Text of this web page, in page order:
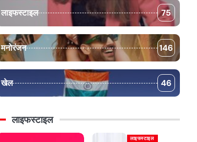
लाइफस्टाइल 75
मनोरंजन 146
खेल 46
लाइफस्टाइल
लाइफस्टाइल